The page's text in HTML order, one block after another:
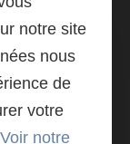
notre site
nous
de
votre
Voir notre